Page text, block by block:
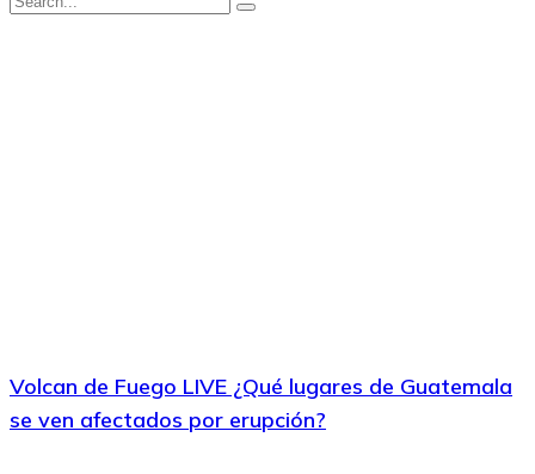
Volcan de Fuego LIVE ¿Qué lugares de Guatemala
se ven afectados por erupción?